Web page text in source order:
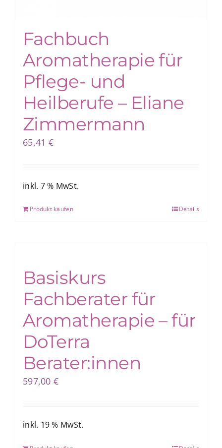
Fachbuch
Aromatherapie für
Pflege- und
Heilberufe – Eliane
Zimmermann
65,41 €
inkl. 7 % MwSt.
Produkt kaufen Details
Basiskurs
Fachberater für
Aromatherapie – für
DoTerra
Berater:innen
597,00 €
inkl. 19 % MwSt.